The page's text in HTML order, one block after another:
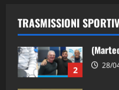
TRASMISSIONI
2 28/